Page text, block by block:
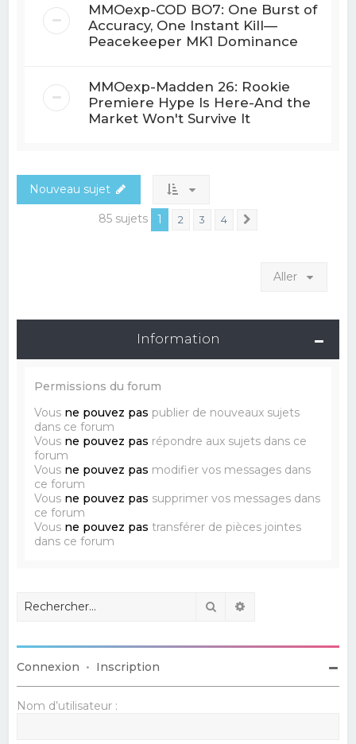
MMOexp-COD BO7: One Burst of
Accuracy, One Instant Kill—
Peacekeeper MK1 Dominance
MMOexp-Madden 26: Rookie
Premiere Hype Is Here-And the
Market Won't Survive It
Nouveau sujet
85 sujets 1 2 3 4
Aller
Information
Permissions du forum
Vous ne pouvez pas publier de nouveaux sujets
dans ce forum
Vous ne pouvez pas répondre aux sujets dans ce
forum
Vous ne pouvez pas modifier vos messages dans
ce forum
Vous ne pouvez pas supprimer vos messages dans
ce forum
Vous ne pouvez pas transférer de pièces jointes
dans ce forum
Rechercher
Connexion • Inscription
Nom d’utilisateur :